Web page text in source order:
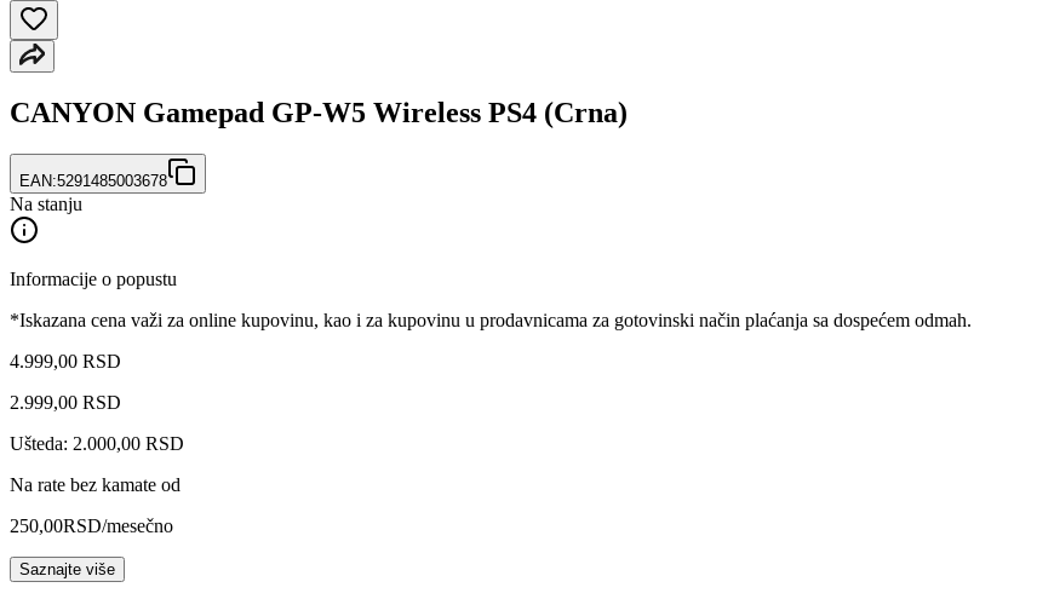
CANYON Gamepad GP-W5 Wireless PS4 (Crna)
EAN:5291485003678
Na stanju
Informacije o popustu
*Iskazana cena važi za online kupovinu, kao i za kupovinu u prodavnicama za gotovinski način plaćanja sa dospećem odmah.
4.999,00 RSD
2.999,00 RSD
Ušteda: 2.000,00 RSD
Na rate bez kamate od
250,00RSD/mesečno
Saznajte više